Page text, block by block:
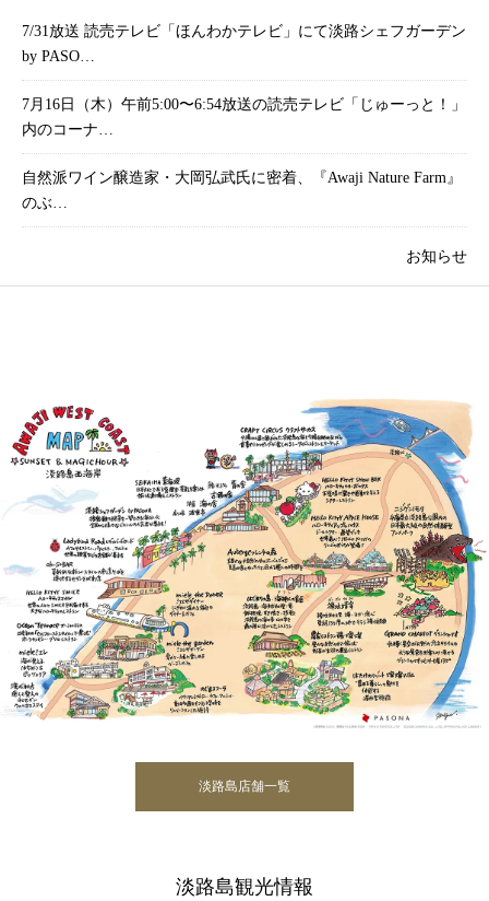
7/31放送 読売テレビ「ほんわかテレビ」にて淡路シェフガーデン
by PASO…
7月16日（木）午前5:00〜6:54放送の読売テレビ「じゅーっと！」
内のコーナ…
自然派ワイン醸造家・大岡弘武氏に密着、『Awaji Nature Farm』
のぶ…
お知らせ
淡路島店舗一覧
淡路島観光情報